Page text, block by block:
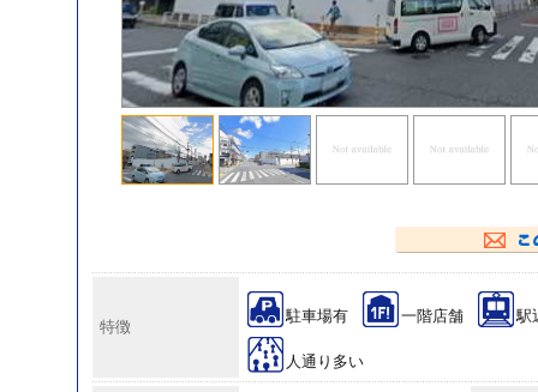
特徴
駐車場有 一階店舗 駅
人通り多い